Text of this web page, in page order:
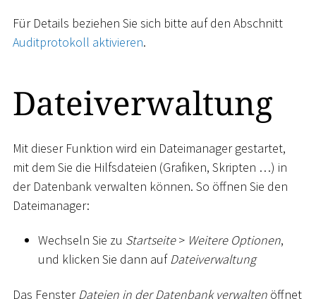
Für Details beziehen Sie sich bitte auf den Abschnitt
Auditprotokoll aktivieren.
Dateiverwaltung
Mit dieser Funktion wird ein Dateimanager gestartet,
mit dem Sie die Hilfsdateien (Grafiken, Skripten …) in
der Datenbank verwalten können. So öffnen Sie den
Dateimanager:
Wechseln Sie zu Startseite > Weitere Optionen,
und klicken Sie dann aufDateiverwaltung
Das FensterDateien in der Datenbank verwalten öffnet